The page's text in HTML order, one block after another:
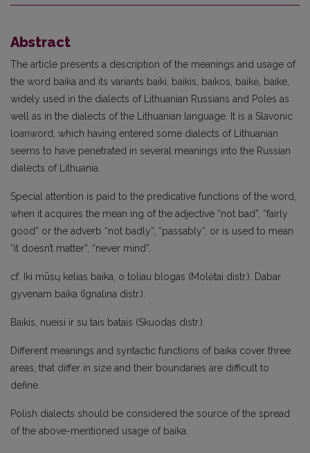
Abstract
The article presents a description of the meanings and usage of
the word baika and its variants baiki, baikis, baikos, baikė, baike,
widely used in the dialects of Lithuanian Russians and Poles as
well as in the dialects of the Lithuanian language. It is a Slavonic
loanword, which having entered some dialects of Lithuanian
seems to have penetrated in several meanings into the Russian
dialects of Lithuania.
Special attention is paid to the predicative functions of the word,
when it acquires the mean ing of the adjective “not bad”, “fairly
good” or the adverb “not badly”, “passably”, or is used to mean
“it doesn’t matter”, “never mind”.
cf. Iki mūsų kelias baika, o toliau blogas (Molėtai distr.). Dabar
gyvenam baika (Ignalina distr.).
Baikis, nueisi ir su tais batais (Skuodas distr.).
Different meanings and syntactic functions of baika cover three
areas, that differ in size and their boundaries are difficult to
define.
Polish dialects should be considered the source of the spread
of the above-mentioned usage of baika.